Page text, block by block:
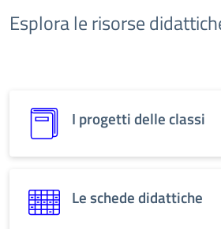
Esplora le risorse
I progetti delle classi
Le schede didattiche